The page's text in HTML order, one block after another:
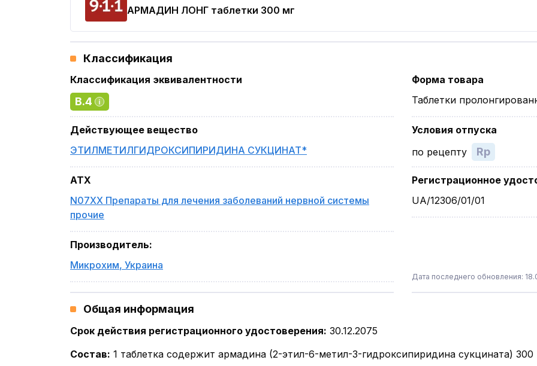
АРМАДИН ЛОНГ таблетки 300 мг
Классификация
Классификация эквивалентности
B.4
Действующее вещество
ЭТИЛМЕТИЛГИДРОКСИПИРИДИНА СУКЦИНАТ*
ATX
N07XX Препараты для лечения заболеваний нервной системы
прочие
Производитель:
Микрохим, Украина
Форма товара
Таблетки
Условия отпуска
по рецепту
Rp
Регистрационное
UA/12306/01/01
Дата последнего обновления:
Общая информация
Срок действия регистрационного удостоверения: 30.12.2075
Состав: 1 таблетка содержит армадина (2-этил-6-метил-3-гидроксипиридина сукцината) 300